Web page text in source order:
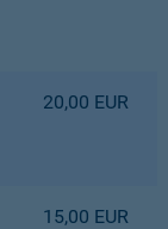
20,00 EUR
15,00 EUR